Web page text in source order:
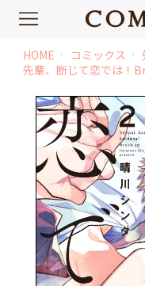
HOME chevron_right コミックス chevron_right
先輩、断じて恋では！